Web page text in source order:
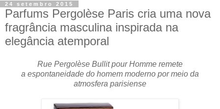
24 setembro 2015
Parfums Pergolèse Paris cria uma nova
fragrância masculina inspirada na
elegância atemporal
Rue Pergolèse Bullit pour Homme remete
a espontaneidade do homem moderno por meio da
atmosfera parisiense